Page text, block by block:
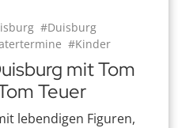
#Duisburg
#Kinder
mit Tom
Teuer
lebendigen Figuren,